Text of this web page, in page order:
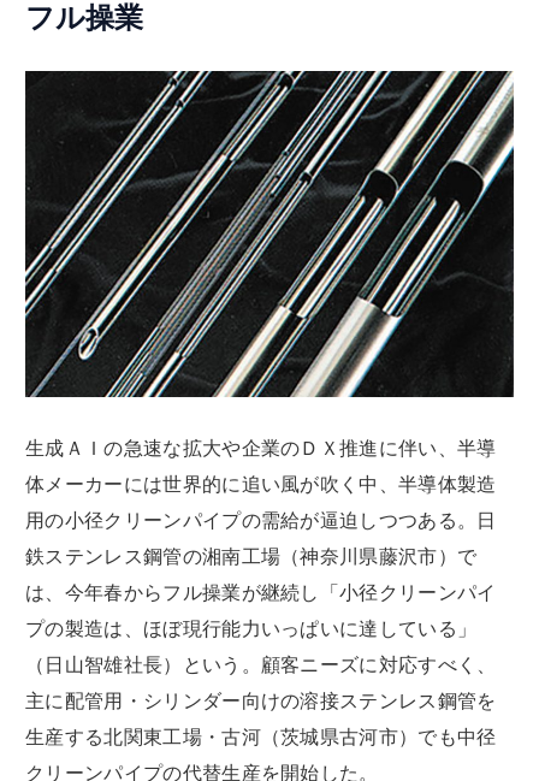
フル操業
生成ＡＩの急速な拡大や企業のＤＸ推進に伴い、半導
体メーカーには世界的に追い風が吹く中、半導体製造
用の小径クリーンパイプの需給が逼迫しつつある。日
鉄ステンレス鋼管の湘南工場（神奈川県藤沢市）で
は、今年春からフル操業が継続し「小径クリーンパイ
プの製造は、ほぼ現行能力いっぱいに達している」
（日山智雄社長）という。顧客ニーズに対応すべく、
主に配管用・シリンダー向けの溶接ステンレス鋼管を
生産する北関東工場・古河（茨城県古河市）でも中径
クリーンパイプの代替生産を開始した。